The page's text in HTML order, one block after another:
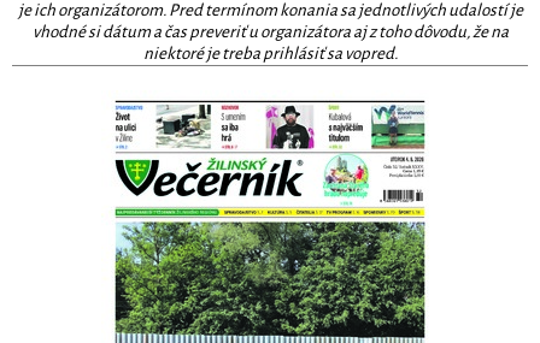
je ich organizátorom. Pred termínom konania sa jednotlivých udalostí je
vhodné si dátum a čas preveriť u organizátora aj z toho dôvodu, že na
niektoré je treba prihlásiť sa vopred.